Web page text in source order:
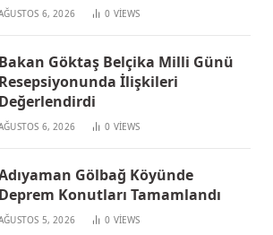
6, 2026 0 VIEWS
Bakan Göktaş Belçika Milli Günü
Resepsiyonunda İlişkileri
Değerlendirdi
6, 2026 0 VIEWS
Gölbağ Köyünde
Deprem Konutları Tamamlandı
5, 2026 0 VIEWS